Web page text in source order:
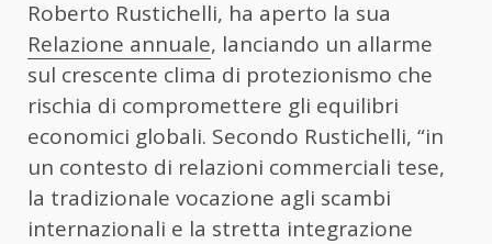
Roberto Rustichelli, ha aperto la sua
Relazione annuale, lanciando un allarme
sul crescente clima di protezionismo che
rischia di compromettere gli equilibri
economici globali. Secondo Rustichelli, “in
un contesto di relazioni commerciali tese,
la tradizionale vocazione agli scambi
internazionali e la stretta integrazione